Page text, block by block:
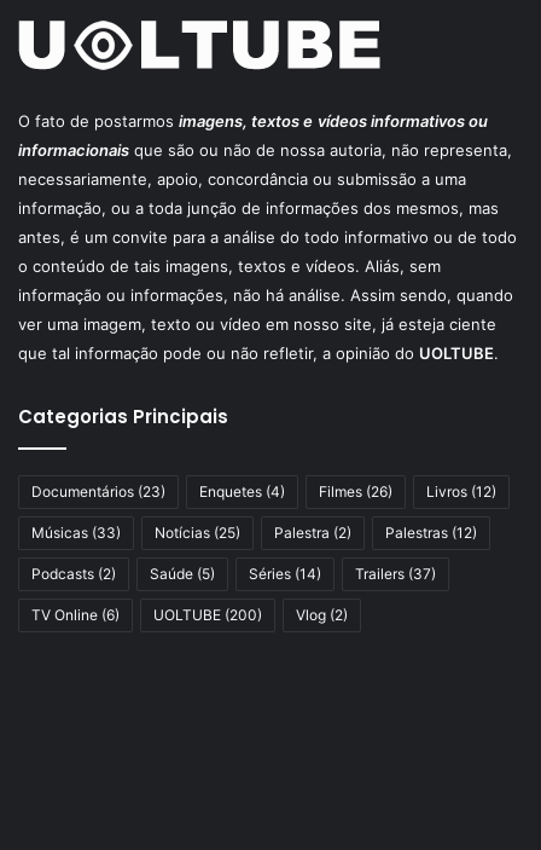
O fato de postarmos imagens, textos e vídeos informativos ou
informacionais que são ou não de nossa autoria, não representa,
necessariamente, apoio, concordância ou submissão a uma
informação, ou a toda junção de informações dos mesmos, mas
antes, é um convite para a análise do todo informativo ou de todo
o conteúdo de tais imagens, textos e vídeos. Aliás, sem
informação ou informações, não há análise. Assim sendo, quando
ver uma imagem, texto ou vídeo em nosso site, já esteja ciente
que tal informação pode ou não refletir, a opinião do UOLTUBE.
Categorias Principais
Documentários (23) Enquetes (4) Filmes (26) Livros (12)
Músicas (33) Notícias (25) Palestra (2) Palestras (12)
Podcasts (2) Saúde (5) Séries (14) Trailers (37)
TV Online (6) UOLTUBE (200) Vlog (2)